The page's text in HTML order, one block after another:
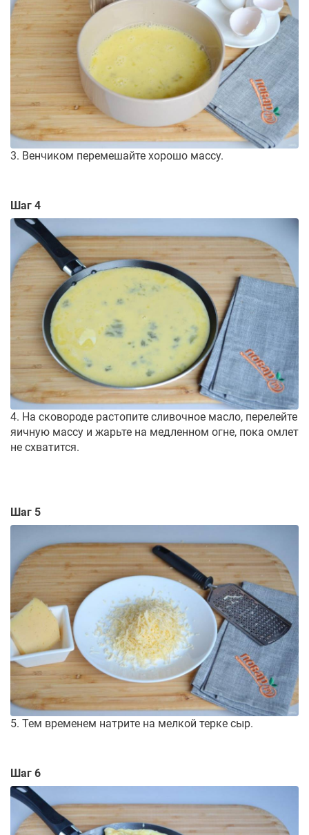
3. Венчиком перемешайте хорошо массу.
Шаг 4
4. На сковороде растопите сливочное масло, перелейте
яичную массу и жарьте на медленном огне, пока омлет
не схватится.
Шаг 5
5. Тем временем натрите на мелкой терке сыр.
Шаг 6